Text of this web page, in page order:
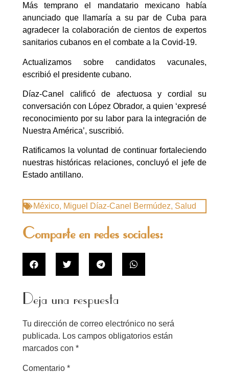
Más temprano el mandatario mexicano había
anunciado que llamaría a su par de Cuba para
agradecer la colaboración de cientos de expertos
sanitarios cubanos en el combate a la Covid-19.
Actualizamos sobre candidatos vacunales,
escribió el presidente cubano.
Díaz-Canel calificó de afectuosa y cordial su
conversación con López Obrador, a quien ‘expresé
reconocimiento por su labor para la integración de
Nuestra América’, suscribió.
Ratificamos la voluntad de continuar fortaleciendo
nuestras históricas relaciones, concluyó el jefe de
Estado antillano.
México, Miguel Díaz-Canel Bermúdez, Salud
Comparte en redes sociales:
Deja una respuesta
Tu dirección de correo electrónico no será
publicada. Los campos obligatorios están
marcados con *
Comentario *